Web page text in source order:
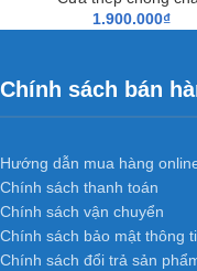
người tiêu dùng tùy từng
nghiệp MDF
Do bề mặt là lớp PVC
thất.
1.900.000₫
Chính sách bán
Hướng dẫn mua hàng
Chính sách thanh toán
Chính sách vận chuyển
Chính sách bảo mật thông
Chính sách đổi trả sản